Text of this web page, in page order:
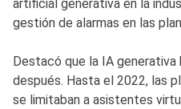
artificial generativa en la
gestión de alarmas en las
Destacó que la IA generativa
después. Hasta el 2022, las
se limitaban a asistentes